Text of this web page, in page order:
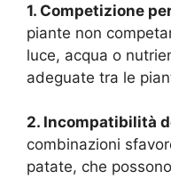
1. Competizione
piante non
luce, acqua o
adeguate tra le
2. Incompatibilità
combinazioni
patate, che